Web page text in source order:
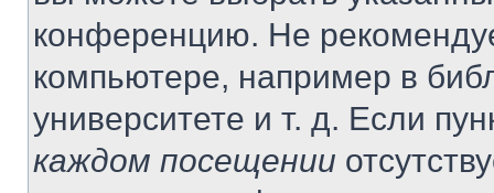
конференцию. Не
компьютере, например в
университете и т. д. Если
каждом посещении